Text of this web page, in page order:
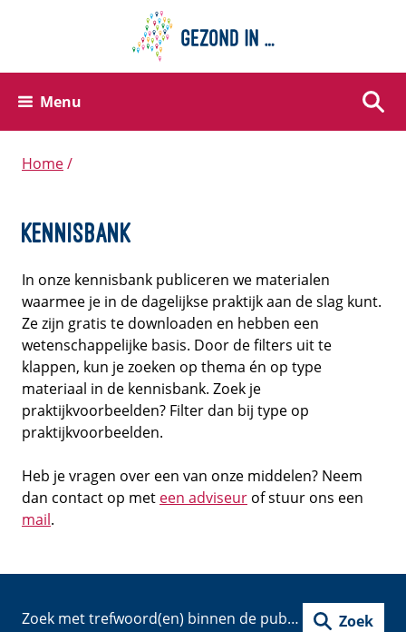
Menu
Home
Kennisbank
In onze kennisbank publiceren we materialen
waarmee je in de dagelijkse praktijk aan de slag kunt.
Ze zijn gratis te downloaden en hebben een
wetenschappelijke basis. Door de filters uit te
klappen, kun je zoeken op thema én op type
materiaal in de kennisbank. Zoek je
praktijkvoorbeelden? Filter dan bij type op
praktijkvoorbeelden.
Heb je vragen over een van onze middelen? Neem
dan contact op met een adviseur of stuur ons een
mail.
Zoek